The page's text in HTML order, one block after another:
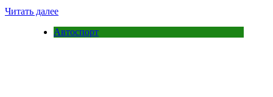
Читать далее
Автоспорт